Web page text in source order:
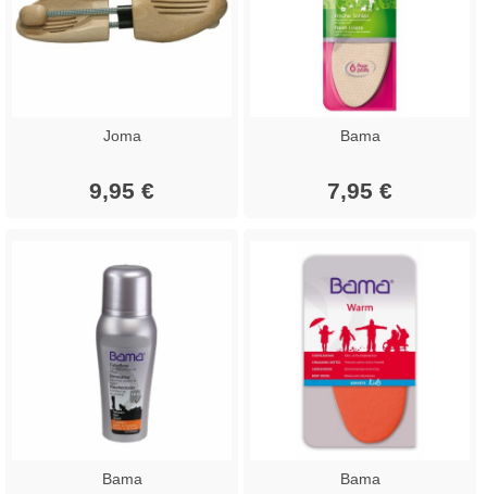
Joma
9,95 €
Bama
7,95 €
Bama Bama